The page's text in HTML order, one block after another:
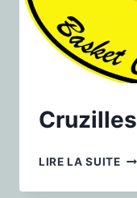
LIRE LA SUITE